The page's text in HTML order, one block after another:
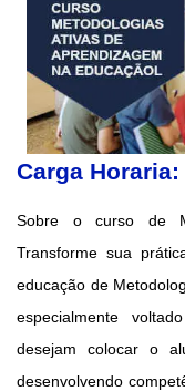
Carga
Sobre o curso de
Transforme sua
educação de
especialmente
desejam colocar o
desenvolvendo